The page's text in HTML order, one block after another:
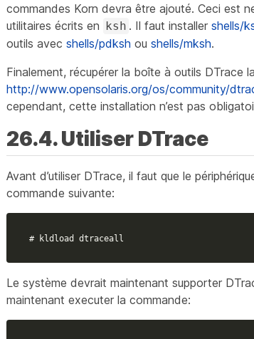
commandes Korn devra être ajouté. Ceci est
utilitaires écrits en
ksh . Il faut installershells/
outils avec shells/pdksh ou shells/mksh.
Finalement, récupérer la boîte à outils DTrace
http://www.opensolaris.org/os/community/
cependant, cette installation n’est pas
26.4. Utiliser DTrace
Avant d’utiliser DTrace, il faut que le
commande suivante:
# kldload dtraceall
Le système devrait maintenant supporter
maintenant executer la commande: